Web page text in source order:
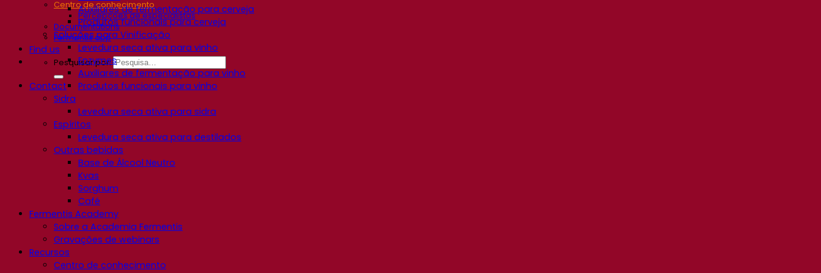
Centro de conhecimento
Percepções de especialistas
Documentations
Fermentis app
Find us
Pesquisar por:
Contact
Auxiliares de fermentação para cerveja
Produtos funcionais para cerveja
Soluções para Vinificação
Levedura seca ativa para vinho
Enzymes
Auxiliares de fermentação para vinho
Produtos funcionais para vinho
Sidra
Levedura seca ativa para sidra
Espíritos
Levedura seca ativa para destilados
Outras bebidas
Base de Álcool Neutro
Kvas
Sorghum
Café
Fermentis Academy
Sobre a Academia Fermentis
Gravações de webinars
Recursos
Centro de conhecimento